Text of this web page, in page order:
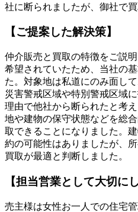
社に断られましたが、御社で
【ご提案した解決策】
仲介販売と買取の特徴をご説
希望されていたため、当社の
た。対象地は私道にのみ面し
災害警戒区域や特別警戒区域
理由で他社から断られたと考
地や建物の保守状態などを総
取できることになりました。
約の可能性はありましたが、
買取が最適と判断しました。
【担当営業として大切に
売主様は女性お一人での住宅